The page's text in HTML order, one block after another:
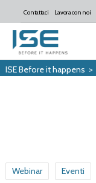
Contattaci Lavora con noi
ISE Before it happens >
Webinar Eventi